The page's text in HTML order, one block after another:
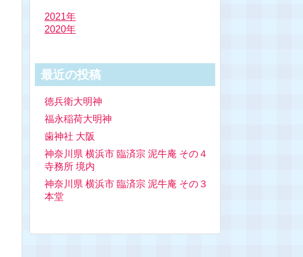
2021年
2020年
最近の投稿
徳兵衛大明神
福永稲荷大明神
歯神社 大阪
神奈川県 横浜市 臨済宗 泥牛庵 その４
寺務所 境内
神奈川県 横浜市 臨済宗 泥牛庵 その３
本堂